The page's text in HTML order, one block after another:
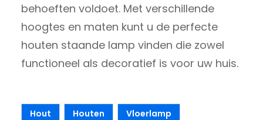
behoeften voldoet. Met verschillende
hoogtes en maten kunt u de perfecte
houten staande lamp vinden die zowel
functioneel als decoratief is voor uw huis.
Hout Houten Vloerlamp